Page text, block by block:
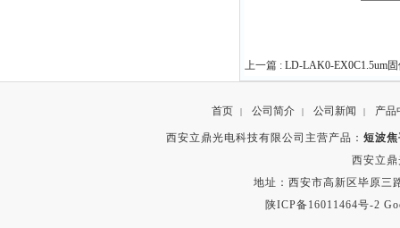
上一篇 : LD-LAK0‐EX0C1.5um
首页 | 公司简介 | 公司新闻 | 产品
西安立鼎光电科技有限公司主营产品： 短波
西安立
地址：西安市高新区毕原三
陕ICP备16011464号-2